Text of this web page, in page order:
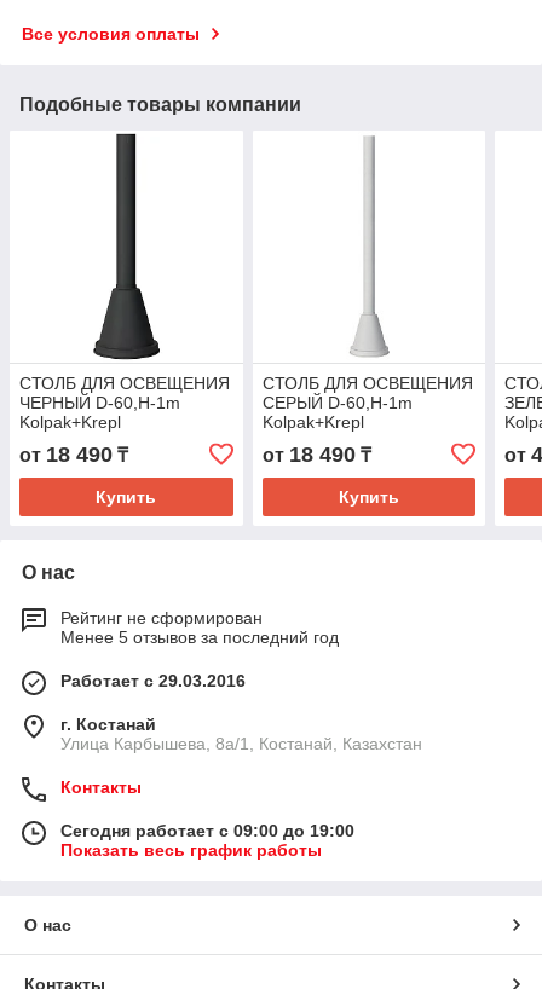
Все условия оплаты
Подобные товары компании
СТОЛБ ДЛЯ ОСВЕЩЕНИЯ
ЧЕРНЫЙ D-60,H-1m
Kolpak+Krepl
от 18 490 ₸
Купить
СТОЛБ ДЛЯ ОСВЕЩЕНИЯ
СЕРЫЙ D-60,H-1m
Kolpak+Krepl
от 18 490₸
Купить
от
О нас
Рейтинг не сформирован
Менее 5 отзывов за последний год
Работает с 29.03.2016
г. Костанай
Улица Карбышева, 8а/1, Костанай, Казахстан
Контакты
Сегодня работает с 09:00 до 19:00
Показать весь график работы
О нас
Контакты